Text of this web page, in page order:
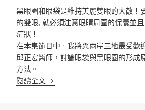
黑眼圈和眼袋是維持美麗雙眼的大敵！
的雙眼, 就必須注意眼睛周圍的保養並
症狀！
在本集節目中，我將與兩岸三地最受歡
邱正宏醫師，討論眼袋與黑眼圈的形成
方法。
閱讀全文 [Video] Beauty Talk – 與邱醫